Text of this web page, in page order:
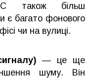
також більш
є багато фонового
чи на вулиці.
— це ще
шуму. Він